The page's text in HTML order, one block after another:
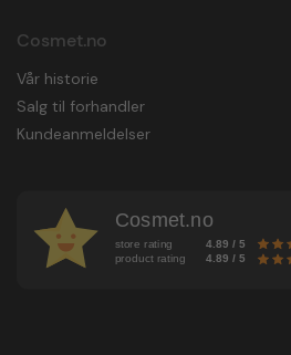
Cosmet.no
Vår historie
Salg til forhandler
Kundeanmeldelser
Cosmet.no
store rating 4.89 / 5
product rating 4.89 / 5